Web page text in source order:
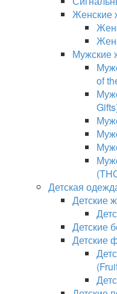
Женские
Мужские
of
Детская
Детские
Детские
Детские